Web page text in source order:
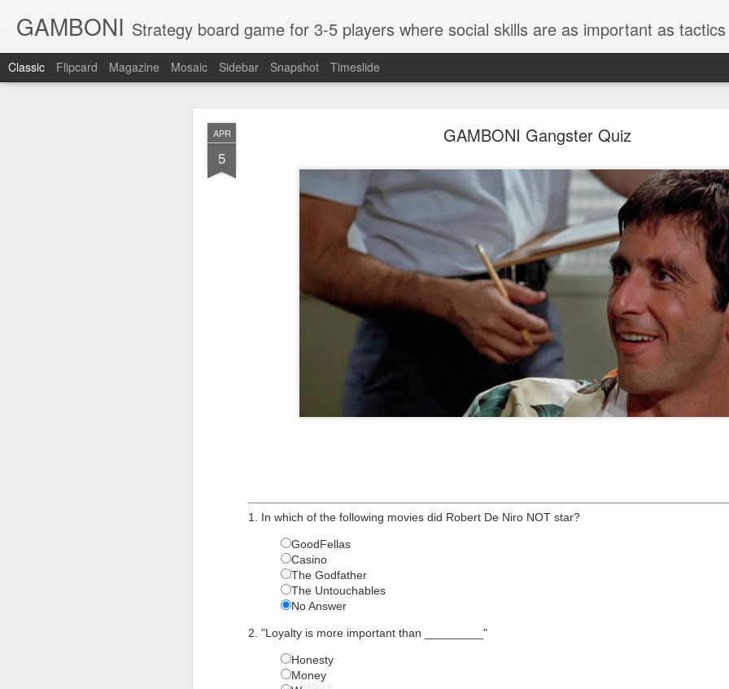
APR
5
GAMBONI Gangster Quiz
1. In which of the following movies did Robert De Niro NOT star?
GoodFellas
Casino
The Godfather
The Untouchables
No Answer
2. "Loyalty is more important than _________"
Honesty
Money
GAMBONI Strategy board game for 3-5 players where social skills are as important as tactics and luck. The
Classic Flipcard Magazine Mosaic Sidebar Snapshot Timeslide
GAMBONI tabletop
17th May 2017byAnonymous
boardgame Gamboni kickstarter mafia tabletop
MAY
14